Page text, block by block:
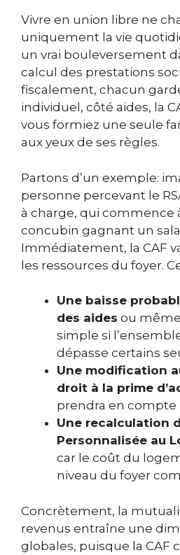
Vivre en union libre ne
uniquement la vie
un vrai bouleversement
calcul des prestations
fiscalement, chacun
individuel, côté aides, la
vous formiez une seule
aux yeux de ses règles.
Partons d’un exemple:
personne percevant le
à charge, qui commence
concubin gagnant un
Immédiatement, la CAF
les ressources du foyer.
Une baisse
des aides ou
simple si
dépasse certains
Une modification
droit à la prime
prendra en compte
Une recalculation
Personnalisée au
car le coût du
niveau du foyer
Concrètement, la
revenus entraîne une
globales, puisque la CAF